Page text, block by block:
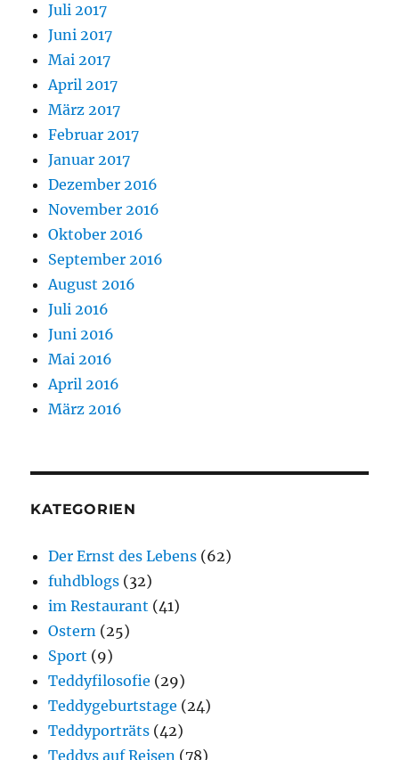
Juli 2017
Juni 2017
Mai 2017
April 2017
März 2017
Februar 2017
Januar 2017
Dezember 2016
November 2016
Oktober 2016
September 2016
August 2016
Juli 2016
Juni 2016
Mai 2016
April 2016
März 2016
KATEGORIEN
Der Ernst des Lebens (62)
fuhdblogs (32)
im Restaurant (41)
Ostern (25)
Sport (9)
Teddyfilosofie (29)
Teddygeburtstage (24)
Teddyporträts (42)
Teddys auf Reisen (78)